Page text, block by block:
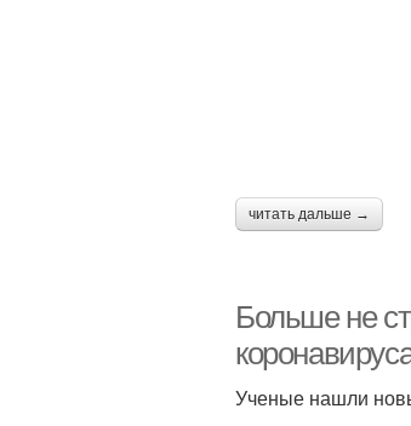
читать дальше →
Больше не
Ученые нашли